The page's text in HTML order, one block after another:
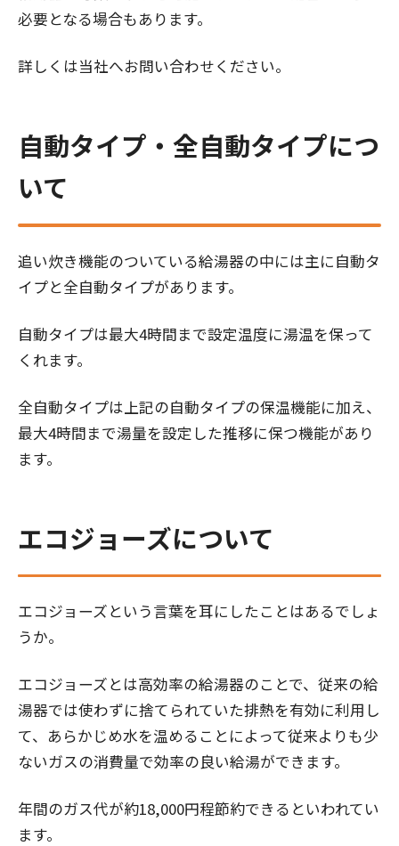
必要となる場合もあります。
詳しくは当社へお問い合わせください。
自動タイプ・全自動タイプにつ
いて
追い炊き機能のついている給湯器の中には主に自動タ
イプと全自動タイプがあります。
自動タイプは最大4時間まで設定温度に湯温を保って
くれます。
全自動タイプは上記の自動タイプの保温機能に加え、
最大4時間まで湯量を設定した推移に保つ機能があり
ます。
エコジョーズについて
エコジョーズという言葉を耳にしたことはあるでしょ
うか。
エコジョーズとは高効率の給湯器のことで、従来の給
湯器では使わずに捨てられていた排熱を有効に利用し
て、あらかじめ水を温めることによって従来よりも少
ないガスの消費量で効率の良い給湯ができます。
年間のガス代が約18,000円程節約できるといわれてい
ます。